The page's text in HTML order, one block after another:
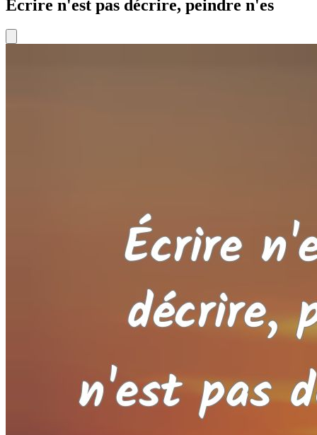
Écrire n'est pas décrire, peindre n'es